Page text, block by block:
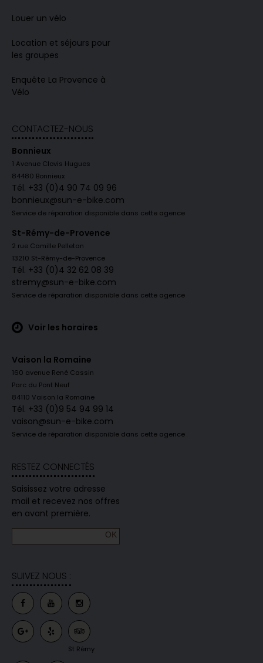
Louer un vélo
Location et séjours pour
les groupes
Enquête La Provence à
Vélo
CONTACTEZ-NOUS
Bonnieux
1 Avenue Clovis Hugues
84480 Bonnieux
Tél. +33 (0)4 90 74 09 96
bonnieux@sun-e-bike.com
Service de réparation disponible dans cette agence
St-Rémy-de-Provence
2 rue Camille Pelletan
13210 St-Rémy-de-Provence
Tél. +33 (0)4 32 62 08 39
stremy@sun-e-bike.com
Service de réparation disponible dans cette agence
Voir les horaires
Vaison la Romaine
160 avenue René Cassin
Parc du Pont Neuf
84110 Vaison la Romaine
Tél. +33 (0)9 54 94 99 14
vaison@sun-e-bike.com
Service de réparation disponible dans cette agence
RESTEZ CONNECTÉS
Saisissez votre adresse
mail et recevez nos offres
en avant première.
SUIVEZ NOUS :
St Rémy